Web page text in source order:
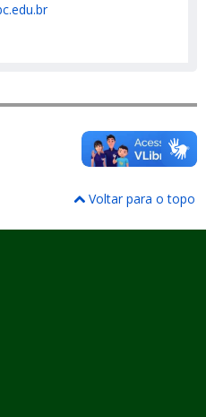
Voltar para o topo